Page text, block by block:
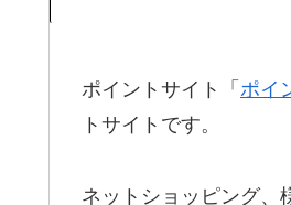
ポイントサイト「ポイ
トサイトです。
ネットショッピング、